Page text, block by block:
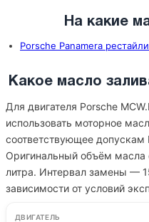
На какие
Porsche Panamera
Какое масло
Для двигателя Porsche
использовать моторное
соответствующее допускам
Оригинальный объём масла
литра. Интервал замены —
зависимости от условий
ДВИГАТЕЛЬ